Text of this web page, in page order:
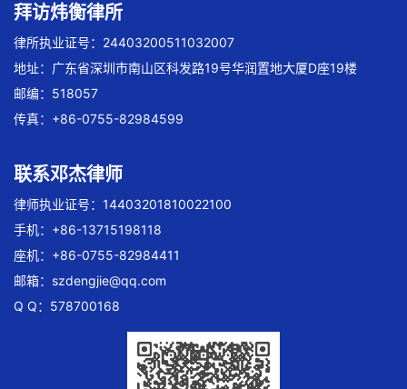
拜访炜衡律所
律所执业证号：24403200511032007
地址：广东省深圳市南山区科发路19号华润置地大厦D座19楼
邮编：518057
传真：+86-0755-82984599
联系邓杰律师
律师执业证号：14403201810022100
手机：+86-13715198118
座机：+86-0755-82984411
邮箱： szdengjie@qq.com
Q Q：578700168